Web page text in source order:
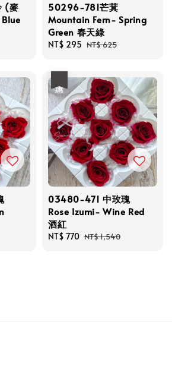
(麥
50296-781芒萁
Mountain Fern- Spring
Green 春天綠
Sale
NT$ 295 Regular
NT$ 625
03480-471 中玫瑰
Rose Izumi- Wine Red
酒紅
Sale
NT$ 770 Regular
NT$ 1,540